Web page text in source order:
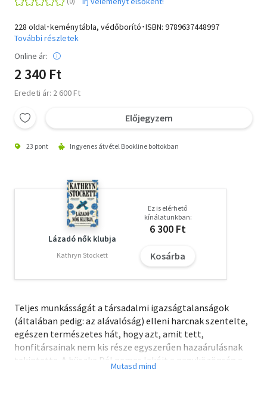
228 oldal･keménytábla, védőborító･ISBN: 9789637448997
További részletek
Online ár:
2 340 Ft
Eredeti ár: 2 600 Ft
Előjegyzem
23 pont Ingyenes átvétel Bookline boltokban
Lázadó nők klubja
Kathryn Stockett
Ez is elérhető
kínálatunkban:
6 300 Ft
Kosárba
Teljes munkásságát a társadalmi igazságtalanságok
(általában pedig: az alávalóság) elleni harcnak szentelte,
egészen természetes hát, hogy azt, amit tett,
honfitársainak nem kis része egyszerűen hazaárulásnak
tekintette. A büszke Dél nemes lakóit a nagyközönség a